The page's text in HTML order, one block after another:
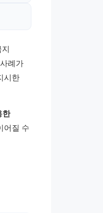
례가
시한
한
어질 수